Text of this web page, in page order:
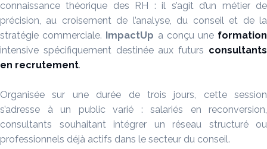
connaissance théorique des RH : il s’agit d’un métier de
précision, au croisement de l’analyse, du conseil et de la
stratégie commerciale.
ImpactUp a conçu une formation
intensive spécifiquement destinée aux futurs consultants
en recrutement.
Organisée sur une durée de trois jours, cette session
s’adresse à un public varié : salariés en reconversion,
consultants souhaitant intégrer un réseau structuré ou
professionnels déjà actifs dans le secteur du conseil.